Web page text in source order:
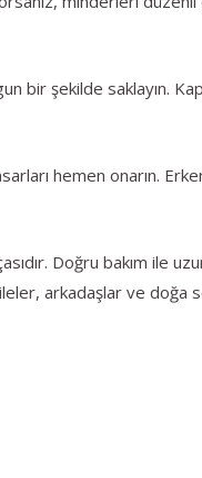
bir şekilde
hemen onarın.
Doğru bakım ile
arkadaşlar ve doğa